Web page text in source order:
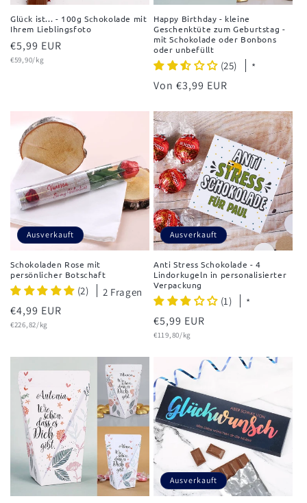
Glück ist... - 100g Schokolade mit
Ihrem Lieblingsfoto
Normaler
Preis
€5,99 EUR
Grundpreis
€59,90/kg
Happy Birthday - kleine
Geschenktüte zum Geburtstag -
mit Schokolade oder Bonbons
oder unbefüllt
(25) *
Normaler
Von €3,99 EUR
Ausverkauft
Schokoladen Rose mit
persönlicher Botschaft
(2) 2 Fragen
Normaler
Preis
€4,99 EUR
Grundpreis
€226,82/kg
Ausverkauft
Anti Stress Schokolade - 4
Lindorkugeln in personalisierter
Verpackung
(1) *
Normaler
Preis
€5,99 EUR
Grundpreis
€119,80/kg
Ausverkauft